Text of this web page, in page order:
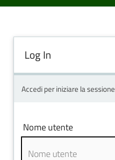
Log In
Accedi per iniziare la sessione
Nome utente